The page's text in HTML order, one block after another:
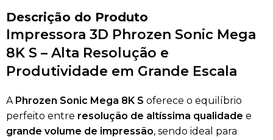
Descrição do Produto
Impressora 3D Phrozen Sonic Mega
8K S – Alta Resolução e
Produtividade em Grande Escala
A Phrozen Sonic Mega 8K S oferece o equilíbrio
perfeito entre resolução de altíssima qualidade e
grande volume de impressão, sendo ideal para